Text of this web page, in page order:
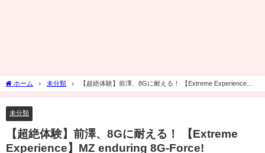
ホーム 未分類
【超絶体験】前澤、8Gに耐える！ 【Extreme Experience】
MZ enduring 8G-Force!
未分類
【超絶体験】前澤、8Gに耐える！ 【Extreme
Experience】MZ enduring 8G-Force!